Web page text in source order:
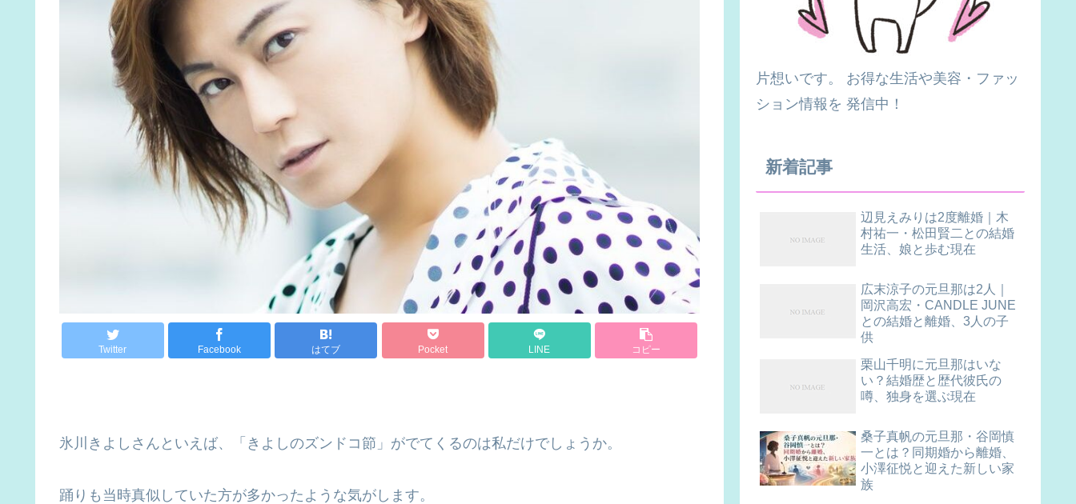
Twitter Facebook はてブ Pocket LINE コピー
氷川きよしさんといえば、「きよしのズンドコ節」がでてくるのは私だけでしょうか。
踊りも当時真似していた方が多かったような気がします。
片想いです。 お得な生活や美容・ファッ
ション情報を 発信中！
新着記事
辺見えみりは2度離婚｜木
村祐一・松田賢二との結婚
生活、娘と歩む現在
広末涼子の元旦那は2人｜
岡沢高宏・CANDLE JUNE
との結婚と離婚、3人の子
供
栗山千明に元旦那はいな
い？結婚歴と歴代彼氏の
噂、独身を選ぶ現在
桑子真帆の元旦那・谷岡慎
一とは？同期婚から離婚、
小澤征悦と迎えた新しい家
族